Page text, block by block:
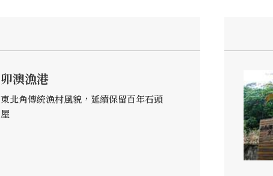
卯澳漁港
東北角傳統漁村風貌，延續保留百年石頭
屋